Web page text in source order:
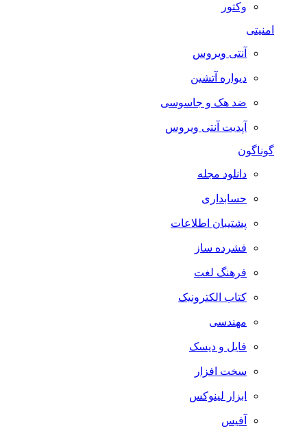
وکتور
امنیتی
آنتی ویروس
دیواره آتشین
ضد هک و جاسوسی
آپدیت آنتی ویروس
گوناگون
دانلود مجله
حسابداری
پشتیبان اطلاعات
فشرده ساز
فرهنگ لغت
کتاب الکترونیک
مهندسی
فایل و دیسک
سخت افزار
ابزار لینوکس
آفیس